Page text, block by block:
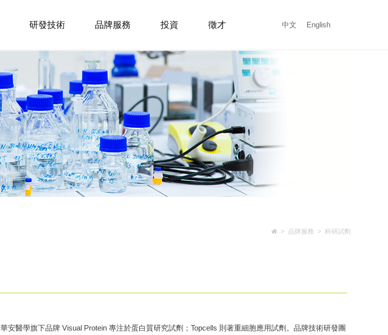
研發技術 品牌服務 投資 徵才 中文 English
> 品牌服務 > 科研試劑
華安醫學旗下品牌 Visual Protein 專注於蛋白質研究試劑；Topcells 則著重細胞應用試劑。品牌技術研發團